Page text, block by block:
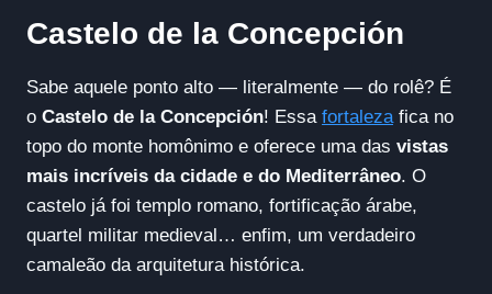
Castelo de la Concepción
Sabe aquele ponto alto — literalmente — do rolê? É
o Castelo de la Concepción! Essa fortalezafica no
topo do monte homônimo e oferece uma das vistas
mais incríveis da cidade e do Mediterrâneo. O
castelo já foi templo romano, fortificação árabe,
quartel militar medieval… enfim, um verdadeiro
camaleão da arquitetura histórica.